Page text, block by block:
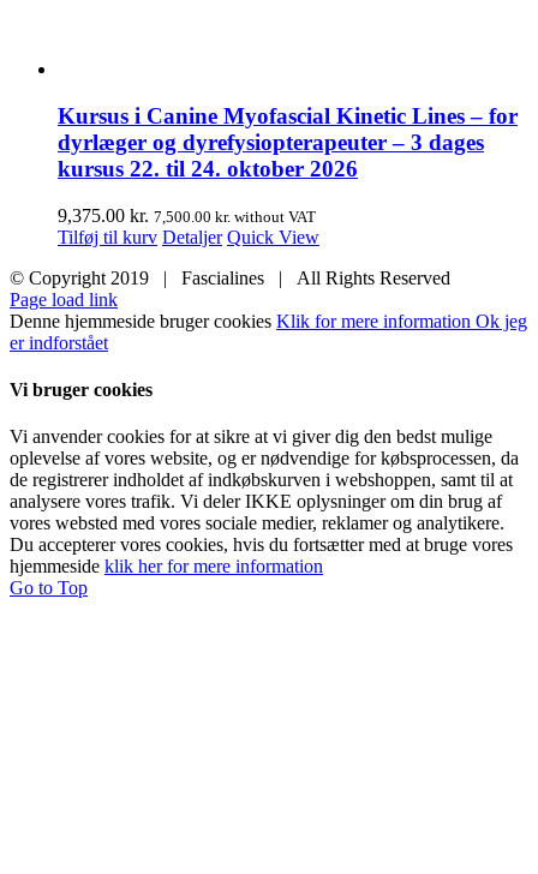
Kursus i Canine Myofascial Kinetic Lines – for
dyrlæger og dyrefysiopterapeuter – 3 dages
kursus 22. til 24. oktober 2026
9,375.00 kr. 7,500.00 kr. without VAT
Tilføj til kurv Detaljer Quick View
© Copyright 2019 | Fascialines | All Rights Reserved
Page load link
Denne hjemmeside bruger cookies Klik for mere information Ok jeg
er indforstået
Vi bruger cookies
Vi anvender cookies for at sikre at vi giver dig den bedst mulige
oplevelse af vores website, og er nødvendige for købsprocessen, da
de registrerer indholdet af indkøbskurven i webshoppen, samt til at
analysere vores trafik. Vi deler IKKE oplysninger om din brug af
vores websted med vores sociale medier, reklamer og analytikere.
Du accepterer vores cookies, hvis du fortsætter med at bruge vores
hjemmeside klik her for mere information
Go to Top